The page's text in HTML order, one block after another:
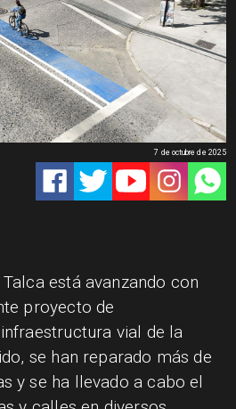
7 de octubre de 2025
está avanzando con
proyecto de
vial de la
se han reparado más de
y se ha llevado a cabo el